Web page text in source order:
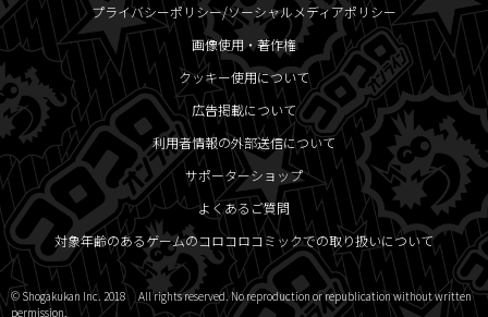
プライバシーポリシー/ソーシャルメディアポリシー
画像使用・著作権
クッキー使用について
広告掲載について
利用者情報の外部送信について
サポーターショップ
よくあるご質問
対象年齢のあるゲームのコロコロコミックでの取り扱いについて
© Shogakukan Inc. 2018 All rights reserved. No reproduction or republication without written
permission.